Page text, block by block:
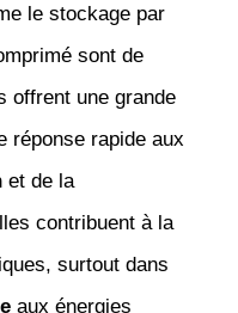
le stockage par
sont de
offrent une grande
réponse rapide aux
et de la
contribuent à la
surtout dans
aux énergies